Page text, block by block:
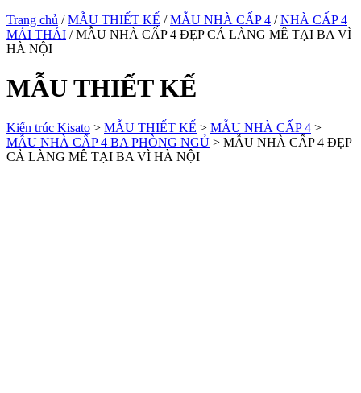
Trang chủ /MẪU THIẾT KẾ /MẪU NHÀ CẤP 4 /NHÀ CẤP 4
MÁI THÁI / MẪU NHÀ CẤP 4 ĐẸP CẢ LÀNG MÊ TẠI BA VÌ
HÀ NỘI
MẪU THIẾT KẾ
Kiến trúc Kisato > MẪU THIẾT KẾ > MẪU NHÀ CẤP 4 >
MẪU NHÀ CẤP 4 BA PHÒNG NGỦ > MẪU NHÀ CẤP 4 ĐẸP
CẢ LÀNG MÊ TẠI BA VÌ HÀ NỘI